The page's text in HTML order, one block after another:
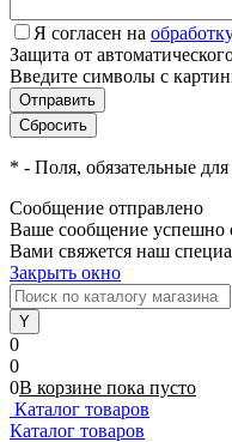
Я согласен на
Защита от
Введите символы с
* - Поля, обязательные
Сообщение отправлено
Ваше сообщение успешно
Вами свяжется наш
Закрыть окно
0
0
0В корзине пока пусто
Каталог товаров
Каталог товаров